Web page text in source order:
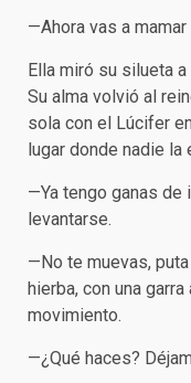
—Ahora vas a
Ella miró su silueta
Su alma volvió al
sola con el Lúcifer
lugar donde nadie la
—Ya tengo ganas de
levantarse.
—No te muevas,
hierba, con una
movimiento.
—¿Qué haces?